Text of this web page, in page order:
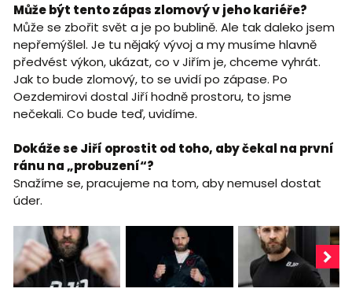
Může být tento zápas zlomový v jeho kariéře?
Může se zbořit svět a je po bublině. Ale tak daleko jsem
nepřemýšlel. Je tu nějaký vývoj a my musíme hlavně
předvést výkon, ukázat, co v Jiřím je, chceme vyhrát.
Jak to bude zlomový, to se uvidí po zápase. Po
Oezdemirovi dostal Jiří hodně prostoru, to jsme
nečekali. Co bude teď, uvidíme.
Dokáže se Jiří oprostit od toho, aby čekal na první
ránu na „probuzení“?
Snažíme se, pracujeme na tom, aby nemusel dostat
úder.